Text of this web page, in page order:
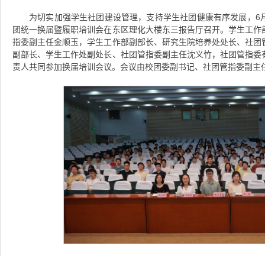
为切实加强学生社团建设管理，支持学生社团健康有序发展，
团统一换届暨履职培训会在东区理化大楼东三报告厅召开。学生工
指委副主任金顺玉，学生工作部副部长、研究生院培养处处长、社
副部长、学生工作处副处长、社团管指委副主任沈义竹，社团管指
责人共同参加换届培训会议。会议由校团委副书记、社团管指委副主